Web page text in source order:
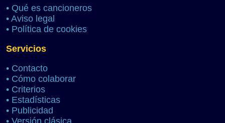
• Qué es cancioneros
• Aviso legal
• Política de cookies
Servicios
• Contacto
• Cómo colaborar
• Criterios
• Estadísticas
• Publicidad
• Versión clásica